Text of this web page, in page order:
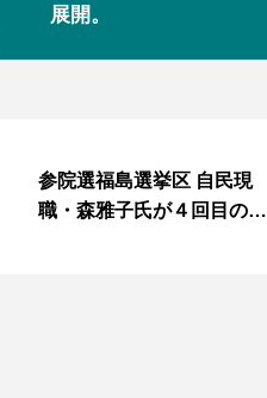
展開。
参院選福島選挙区 自民現
職・森雅子氏が４回目の当